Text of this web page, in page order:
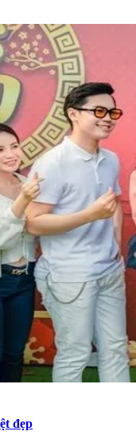
đẹp